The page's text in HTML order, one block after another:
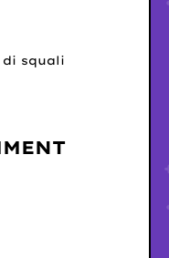
di squali